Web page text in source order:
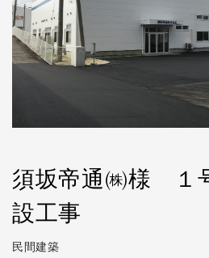
須坂帝通㈱様 １
設工事
民間建築